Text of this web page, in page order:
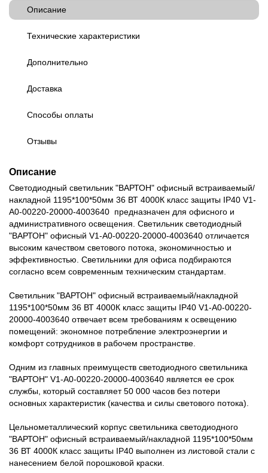
Описание
Технические характеристики
Дополнительно
Доставка
Способы оплаты
Отзывы
Описание
Светодиодный светильник "ВАРТОН" офисный встраиваемый/
накладной 1195*100*50мм 36 ВТ 4000К класс защиты IP40 V1-
A0-00220-20000-4003640 предназначен для офисного и
административного освещения. Светильник светодиодный
"ВАРТОН" офисный V1-A0-00220-20000-4003640 отличается
высоким качеством светового потока, экономичностью и
эффективностью. Светильники для офиса подбираются
согласно всем современным техническим стандартам.
Светильник "ВАРТОН" офисный встраиваемый/накладной
1195*100*50мм 36 ВТ 4000К класс защиты IP40 V1-A0-00220-
20000-4003640 отвечает всем требованиям к освещению
помещений: экономное потребление электроэнергии и
комфорт сотрудников в рабочем пространстве.
Одним из главных преимуществ светодиодного светильника
"ВАРТОН" V1-A0-00220-20000-4003640 является ее срок
службы, который составляет 50 000 часов без потери
основных характеристик (качества и силы светового потока).
Цельнометаллический корпус светильника светодиодного
"ВАРТОН" офисный встраиваемый/накладной 1195*100*50мм
36 ВТ 4000К класс защиты IP40 выполнен из листовой стали с
нанесением белой порошковой краски.